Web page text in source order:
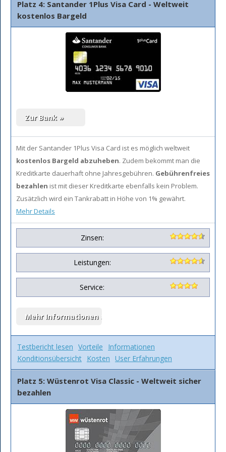
Platz 4: Santander 1Plus Visa Card - Weltweit
kostenlos Bargeld
Mit der Santander 1Plus Visa Card ist es möglich weltweit
kostenlos Bargeld abzuheben. Zudem bekommt man die
Kreditkarte dauerhaft ohne Jahresgebühren. Gebührenfreies
bezahlen ist mit dieser Kreditkarte ebenfalls kein Problem.
Zusätzlich wird ein Tankrabatt in Höhe von 1% gewährt.
Mehr Details
Zinsen:
Leistungen:
Service:
Testbericht lesen Vorteile
Informationen
Konditionsübersicht Kosten User Erfahrungen
Platz 5: Wüstenrot Visa Classic - Weltweit sicher
bezahlen